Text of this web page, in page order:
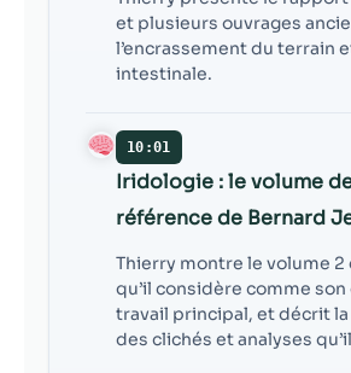
et plusieurs ouvrages
l’encrassement du terrain
intestinale.
10:01
Iridologie : le volume
référence de Bernard
Thierry montre le volume 2
qu’il considère comme
travail principal, et décrit
des clichés et analyses